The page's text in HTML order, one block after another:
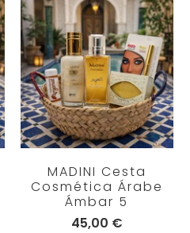
MADINI Cesta
Cosmética Árabe
Ámbar 5
45,00 €